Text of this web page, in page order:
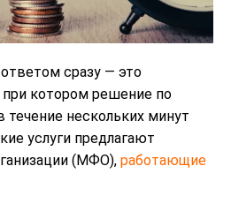
сразу — это
котором решение по
течение нескольких минут
услуги предлагают
(МФО), работающие